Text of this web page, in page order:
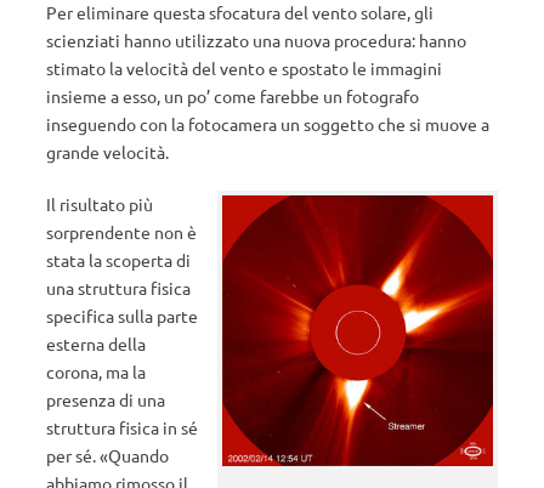
Per eliminare questa sfocatura del vento solare, gli
scienziati hanno utilizzato una nuova procedura: hanno
stimato la velocità del vento e spostato le immagini
insieme a esso, un po’ come farebbe un fotografo
inseguendo con la fotocamera un soggetto che si muove a
grande velocità.
Il risultato più
sorprendente non è
stata la scoperta di
una struttura fisica
specifica sulla parte
esterna della
corona, ma la
presenza di una
struttura fisica in sé
per sé. «Quando
abbiamo rimosso il